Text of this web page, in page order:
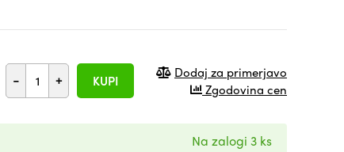
- + KUPI
Dodaj za primerjavo
Zgodovina cen
Na zalogi 3 ks